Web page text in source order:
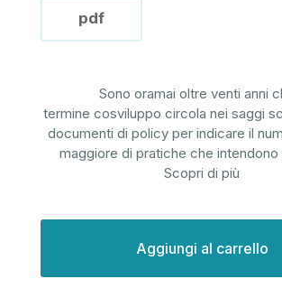
pdf
Sono oramai oltre venti anni
termine cosviluppo circola nei saggi
documenti di policy per indicare il
maggiore di pratiche che intendono
Scopri di più